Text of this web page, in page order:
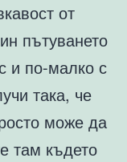
от
пътуването
и по-малко с
така, че
може да
там където